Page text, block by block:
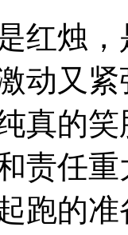
红烛
动又
真的
责任
跑的